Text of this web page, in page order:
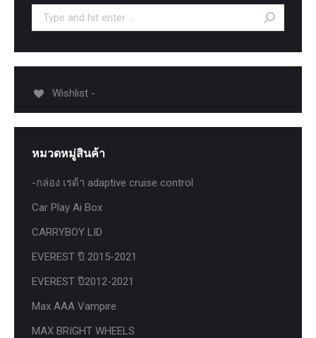
Search:
Wishlist -
หมวดหมู่สินค้า
-กล่อง เรด้า adaptive cruise control
Car Play Ai Box
CARRYBOY LID
EVEREST ปี 2015-2021
EVEREST ปี2012-2021
Max AAA Vampire
MAX BRIGHT WHEELS